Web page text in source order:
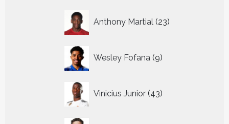
Anthony Martial 23
producten
Wesley Fofana 9
producten
Vinicius Junior 43
producten